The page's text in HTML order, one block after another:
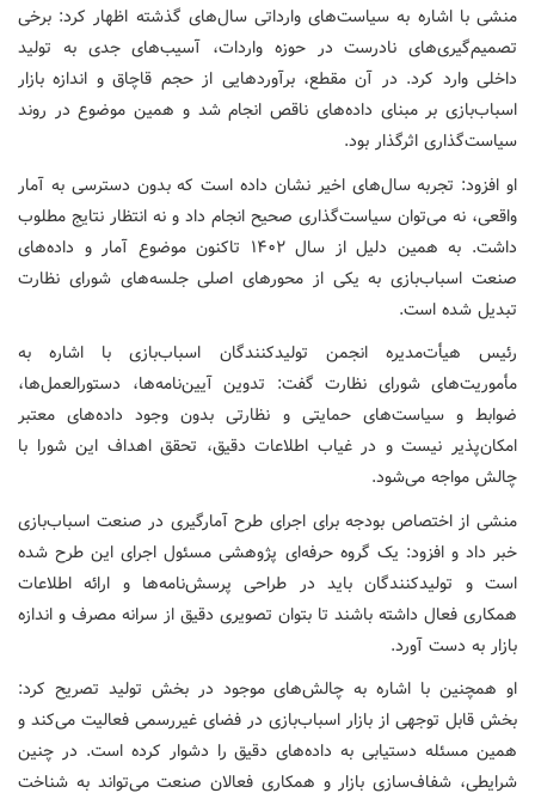
منشی با اشاره به سیاست‌های وارداتی سال‌های گذشته اظهار کرد: برخی
تصمیم‌گیری‌های نادرست در حوزه واردات، آسیب‌های جدی به تولید
داخلی وارد کرد. در آن مقطع، برآوردهایی از حجم قاچاق و اندازه بازار
اسباب‌بازی بر مبنای داده‌های ناقص انجام شد و همین موضوع در روند
سیاست‌گذاری اثرگذار بود.
او افزود: تجربه سال‌های اخیر نشان داده است که بدون دسترسی به آمار
واقعی، نه می‌توان سیاست‌گذاری صحیح انجام داد و نه انتظار نتایج مطلوب
داشت. به همین دلیل از سال ۱۴۰۲ تاکنون موضوع آمار و داده‌های
صنعت اسباب‌بازی به یکی از محورهای اصلی جلسه‌های شورای نظارت
تبدیل شده است.
رئیس هیأت‌مدیره انجمن تولیدکنندگان اسباب‌بازی با اشاره به
مأموریت‌های شورای نظارت گفت: تدوین آیین‌نامه‌ها، دستورالعمل‌ها،
ضوابط و سیاست‌های حمایتی و نظارتی بدون وجود داده‌های معتبر
امکان‌پذیر نیست و در غیاب اطلاعات دقیق، تحقق اهداف این شورا با
چالش مواجه می‌شود.
منشی از اختصاص بودجه برای اجرای طرح آمارگیری در صنعت اسباب‌بازی
خبر داد و افزود: یک گروه حرفه‌ای پژوهشی مسئول اجرای این طرح شده
است و تولیدکنندگان باید در طراحی پرسش‌نامه‌ها و ارائه اطلاعات
همکاری فعال داشته باشند تا بتوان تصویری دقیق از سرانه مصرف و اندازه
بازار به دست آورد.
او همچنین با اشاره به چالش‌های موجود در بخش تولید تصریح کرد:
بخش قابل توجهی از بازار اسباب‌بازی در فضای غیررسمی فعالیت می‌کند و
همین مسئله دستیابی به داده‌های دقیق را دشوار کرده است. در چنین
شرایطی، شفاف‌سازی بازار و همکاری فعالان صنعت می‌تواند به شناخت